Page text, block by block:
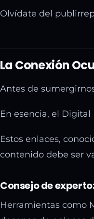
Olvídate del
La Conexión
Antes de
En esencia, el
Estos enlaces,
contenido debe ser
Consejo de
Herramientas como